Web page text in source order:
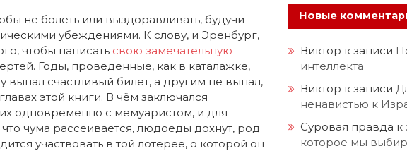
не болеть или выздоравливать, будучи
убеждениями. К слову, и Эренбург,
чтобы написать свою замечательную
Годы, проведенные, как в каталажке,
выпал счастливый билет, а другим не выпал,
этой книги. В чём заключался
одновременно с мемуаристом, и для
чума рассеивается, людоеды дохнут, род
участвовать в той лотерее, о которой он
Новые
Виктор к записи
интеллекта
Виктор к записи
ненавистью к
Суровая правда к
которое мы